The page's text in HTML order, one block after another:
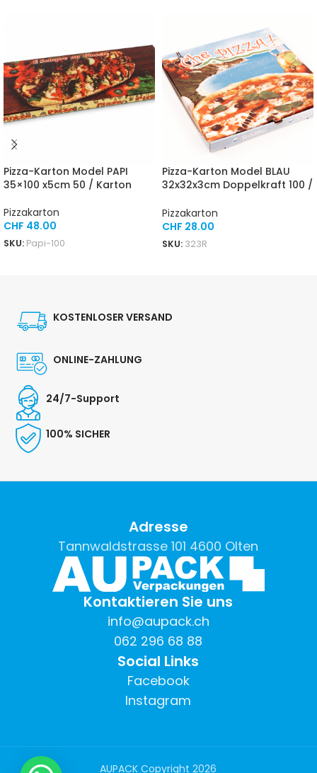
Pizza-Karton Model PAPI
35×100 x5cm 50 / Karton
Pizzakarton
CHF 48.00
SKU: Papi-100
Pizza-Karton Model BLAU
32x32x3cm Doppelkraft 100 /
Pizzakarton
CHF 28.00
SKU: 323R
KOSTENLOSER VERSAND
ONLINE-ZAHLUNG
24/7-Support
100% SICHER
Adresse
Tannwaldstrasse 101 4600 Olten
Kontaktieren Sie uns
info@aupack.ch
062 296 68 88
Social Links
Facebook
Instagram
AUPACK Copyright2026